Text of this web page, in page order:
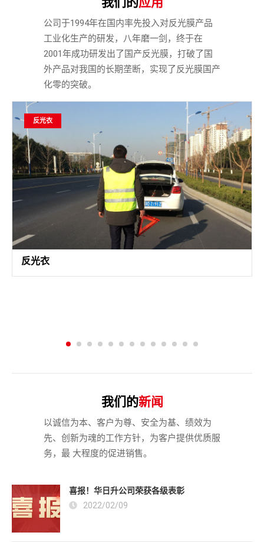
公司于1994年在国内率先投入对反光膜产品
工业化生产的研发，八年磨一剑，终于在
2001年成功研发出了国产反光膜，打破了国
外产品对我国的长期垄断，实现了反光膜国产
化零的突破。
反光衣
反光衣
我们的新闻
以诚信为本、客户为尊、安全为基、绩效为
先、创新为魂的工作方针，为客户提供优质服
务，最 大程度的促进销售。
喜报！华日升公司荣获各级表彰
2022/02/09